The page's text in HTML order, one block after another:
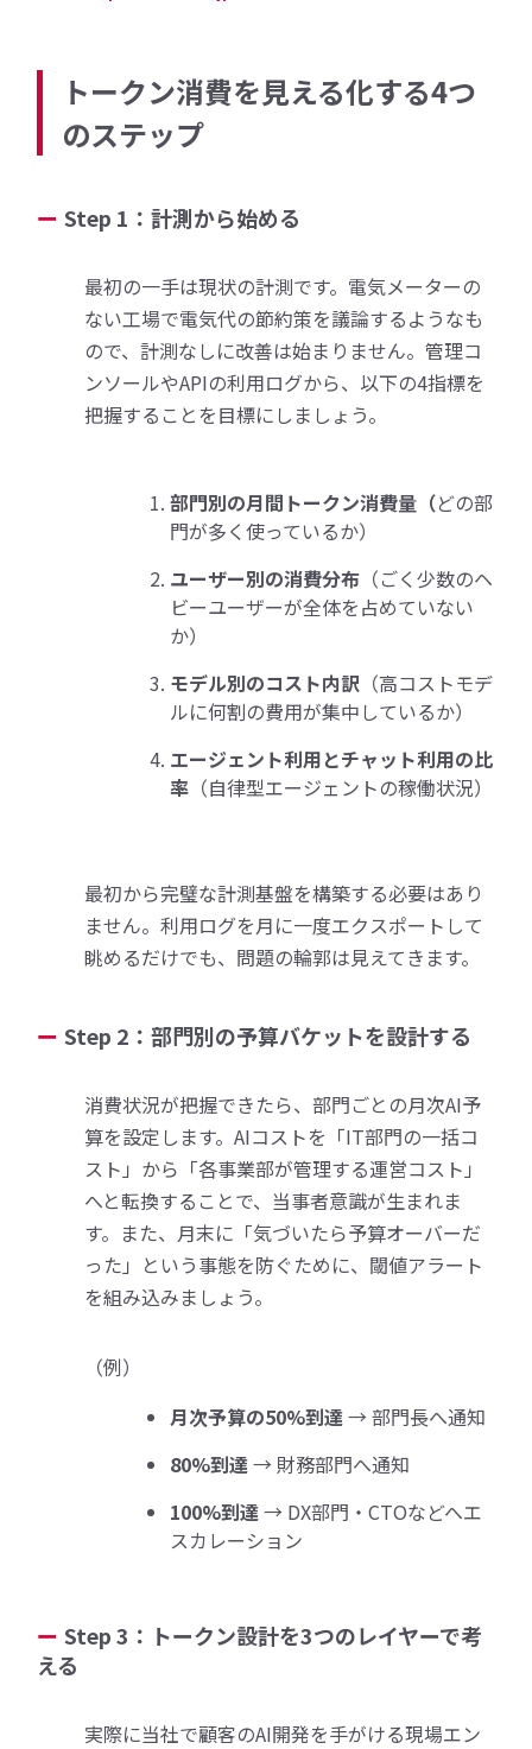
トークン消費を見える化する4つ
のステップ
Step 1：計測から始める
最初の一手は現状の計測です。電気メーターの
ない工場で電気代の節約策を議論するようなも
ので、計測なしに改善は始まりません。管理コ
ンソールやAPIの利用ログから、以下の4指標を
把握することを目標にしましょう。
部門別の月間トークン消費量（どの部
門が多く使っているか）
ユーザー別の消費分布 （ごく少数のヘ
ビーユーザーが全体を占めていない
か）
モデル別のコスト内訳 （高コストモデ
ルに何割の費用が集中しているか）
エージェント利用とチャット利用の比
率 （自律型エージェントの稼働状況）
最初から完璧な計測基盤を構築する必要はあり
ません。利用ログを月に一度エクスポートして
眺めるだけでも、問題の輪郭は見えてきます。
Step 2：部門別の予算バケットを設計する
消費状況が把握できたら、部門ごとの月次AI予
算を設定します。AIコストを「IT部門の一括コ
スト」から「各事業部が管理する運営コスト」
へと転換することで、当事者意識が生まれま
す。また、月末に「気づいたら予算オーバーだ
った」という事態を防ぐために、閾値アラート
を組み込みましょう。
（例）
月次予算の50%到達→ 部門長へ通知
80%到達→ 財務部門へ通知
100%到達→ DX部門・CTOなどへエ
スカレーション
Step 3：トークン設計を3つのレイヤーで考
える
実際に当社で顧客のAI開発を手がける現場エン